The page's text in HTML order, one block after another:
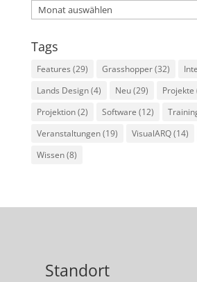
Archives
Tags
Features (29) Grasshopper(32)
Lands Design(4) Neu(29) Projekte
Projektion(2) Software (12)
Veranstaltungen(19) VisualARQ(14)
Wissen(8)
Standort